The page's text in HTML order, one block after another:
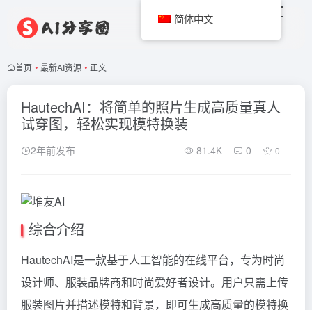
首页 • 最新AI资源 • 正文
HautechAI：将简单的照片生成高质量真人
试穿图，轻松实现模特换装
2年前发布 81.4K 0 0
综合介绍
HautechAI是一款基于人工智能的在线平台，专为时尚
设计师、服装品牌商和时尚爱好者设计。用户只需上传
服装图片并描述模特和背景，即可生成高质量的模特换
简体中文